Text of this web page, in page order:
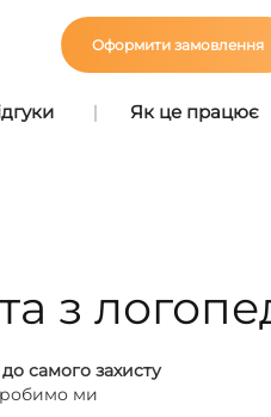
Оформити замовлення
Як це працює
з
самого захисту
ми